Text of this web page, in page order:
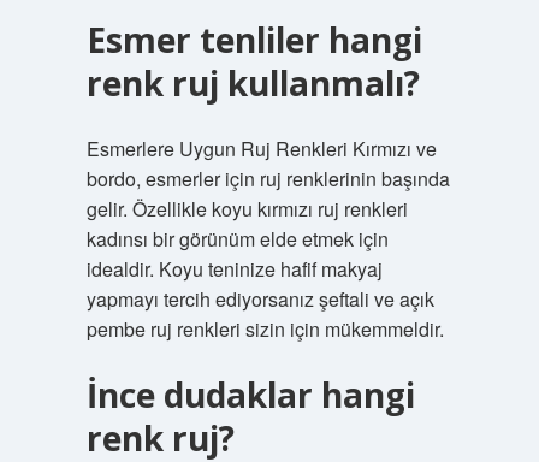
Esmer tenliler hangi
renk ruj kullanmalı?
Esmerlere Uygun Ruj Renkleri Kırmızı ve
bordo, esmerler için ruj renklerinin başında
gelir. Özellikle koyu kırmızı ruj renkleri
kadınsı bir görünüm elde etmek için
idealdir. Koyu teninize hafif makyaj
yapmayı tercih ediyorsanız şeftali ve açık
pembe ruj renkleri sizin için mükemmeldir.
İnce dudaklar hangi
renk ruj?